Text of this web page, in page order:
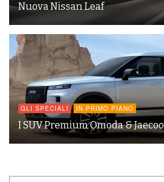
Nuova Nissan Leaf
GLI SPECIALI IN PRIMO PIANO
I SUV Premium Omoda & Jaecoo